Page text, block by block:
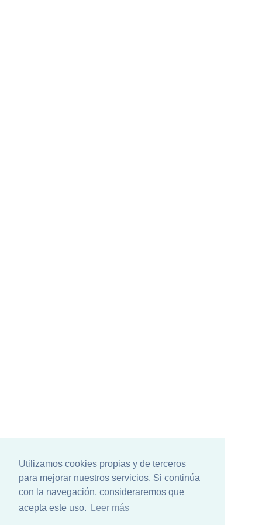
Utilizamos cookies propias y de terceros
para mejorar nuestros servicios. Si continúa
con la navegación, consideraremos que
acepta este uso.
Leer más